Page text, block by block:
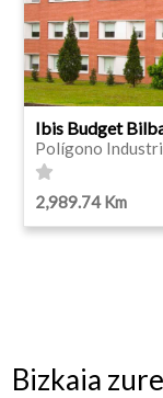
Ibis Budget
Polígono
2,989.74 Km
Bizkaia